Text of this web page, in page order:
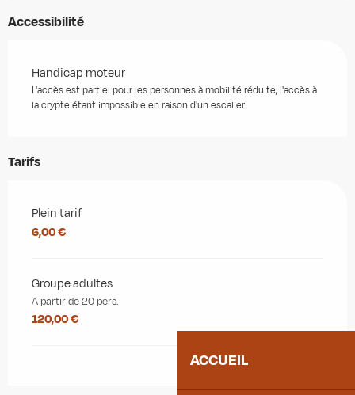
ACCUEIL
Accessibilité
Handicap moteur
L'accès est partiel pour les personnes à mobilité réduite, l'accès à
la crypte étant impossible en raison d'un escalier.
Tarifs
Tarifs 2026
Plein tarif
6,00 €
Groupe adultes
A partir de 20 pers.
120,00 €